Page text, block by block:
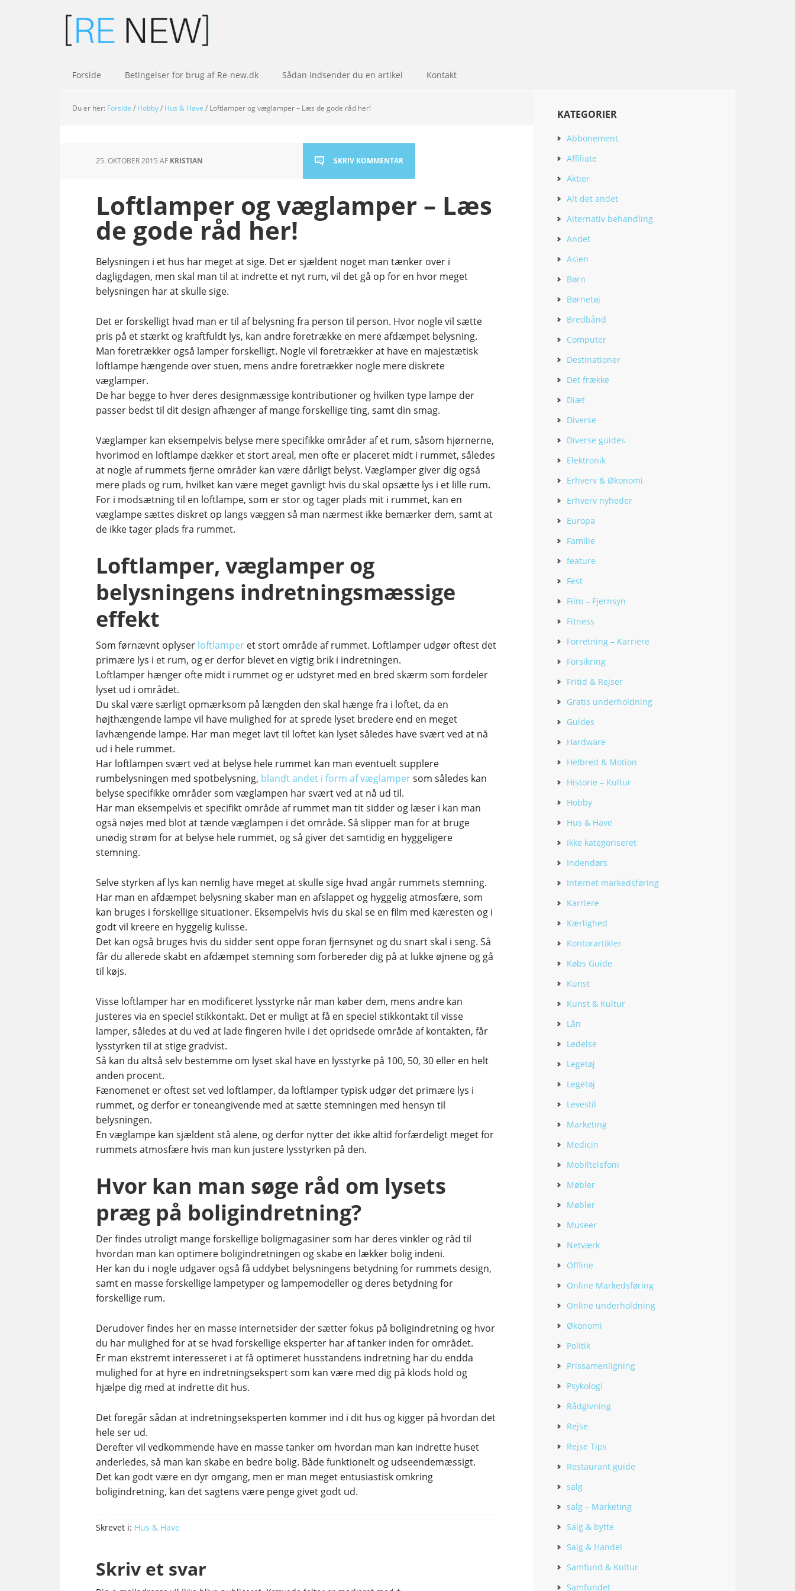
Forside Betingelser for brug af Re-new.dk Sådan indsender du en artikel Kontakt
Du er her: Forside / Hobby/ Hus & Have / Loftlamper og væglamper – Læs de gode råd her!
25. OKTOBER 2015 AF KRISTIAN SKRIV KOMMENTAR
Loftlamper og væglamper – Læs
de gode råd her!
Belysningen i et hus har meget at sige. Det er sjældent noget man tænker over i
dagligdagen, men skal man til at indrette et nyt rum, vil det gå op for en hvor meget
belysningen har at skulle sige.
Det er forskelligt hvad man er til af belysning fra person til person. Hvor nogle vil sætte
pris på et stærkt og kraftfuldt lys, kan andre foretrække en mere afdæmpet belysning.
Man foretrækker også lamper forskelligt. Nogle vil foretrækker at have en majestætisk
loftlampe hængende over stuen, mens andre foretrækker nogle mere diskrete
væglamper.
De har begge to hver deres designmæssige kontributioner og hvilken type lampe der
passer bedst til dit design afhænger af mange forskellige ting, samt din smag.
Væglamper kan eksempelvis belyse mere specifikke områder af et rum, såsom hjørnerne,
hvorimod en loftlampe dækker et stort areal, men ofte er placeret midt i rummet, således
at nogle af rummets fjerne områder kan være dårligt belyst. Væglamper giver dig også
mere plads og rum, hvilket kan være meget gavnligt hvis du skal opsætte lys i et lille rum.
For i modsætning til en loftlampe, som er stor og tager plads mit i rummet, kan en
væglampe sættes diskret op langs væggen så man nærmest ikke bemærker dem, samt at
de ikke tager plads fra rummet.
Loftlamper, væglamper og
belysningens indretningsmæssige
effekt
Som førnævnt oplyser loftlamper et stort område af rummet. Loftlamper udgør oftest det
primære lys i et rum, og er derfor blevet en vigtig brik i indretningen.
Loftlamper hænger ofte midt i rummet og er udstyret med en bred skærm som fordeler
lyset ud i området.
Du skal være særligt opmærksom på længden den skal hænge fra i loftet, da en
højthængende lampe vil have mulighed for at sprede lyset bredere end en meget
lavhængende lampe. Har man meget lavt til loftet kan lyset således have svært ved at nå
ud i hele rummet.
Har loftlampen svært ved at belyse hele rummet kan man eventuelt supplere
rumbelysningen med spotbelysning, blandt andet i form af væglampersom således kan
belyse specifikke områder som væglampen har svært ved at nå ud til.
Har man eksempelvis et specifikt område af rummet man tit sidder og læser i kan man
også nøjes med blot at tænde væglampen i det område. Så slipper man for at bruge
unødig strøm for at belyse hele rummet, og så giver det samtidig en hyggeligere
stemning.
Selve styrken af lys kan nemlig have meget at skulle sige hvad angår rummets stemning.
Har man en afdæmpet belysning skaber man en afslappet og hyggelig atmosfære, som
kan bruges i forskellige situationer. Eksempelvis hvis du skal se en film med kæresten og i
godt vil kreere en hyggelig kulisse.
Det kan også bruges hvis du sidder sent oppe foran fjernsynet og du snart skal i seng. Så
får du allerede skabt en afdæmpet stemning som forbereder dig på at lukke øjnene og gå
til køjs.
Visse loftlamper har en modificeret lysstyrke når man køber dem, mens andre kan
justeres via en speciel stikkontakt. Det er muligt at få en speciel stikkontakt til visse
lamper, således at du ved at lade fingeren hvile i det opridsede område af kontakten, får
lysstyrken til at stige gradvist.
Så kan du altså selv bestemme om lyset skal have en lysstyrke på 100, 50, 30 eller en helt
anden procent.
Fænomenet er oftest set ved loftlamper, da loftlamper typisk udgør det primære lys i
rummet, og derfor er toneangivende med at sætte stemningen med hensyn til
belysningen.
En væglampe kan sjældent stå alene, og derfor nytter det ikke altid forfærdeligt meget for
rummets atmosfære hvis man kun justere lysstyrken på den.
Hvor kan man søge råd om lysets
præg på boligindretning?
Der findes utroligt mange forskellige boligmagasiner som har deres vinkler og råd til
hvordan man kan optimere boligindretningen og skabe en lækker bolig indeni.
Her kan du i nogle udgaver også få uddybet belysningens betydning for rummets design,
samt en masse forskellige lampetyper og lampemodeller og deres betydning for
forskellige rum.
Derudover findes her en masse internetsider der sætter fokus på boligindretning og hvor
du har mulighed for at se hvad forskellige eksperter har af tanker inden for området.
Er man ekstremt interesseret i at få optimeret husstandens indretning har du endda
mulighed for at hyre en indretningsekspert som kan være med dig på klods hold og
hjælpe dig med at indrette dit hus.
Det foregår sådan at indretningseksperten kommer ind i dit hus og kigger på hvordan det
hele ser ud.
Derefter vil vedkommende have en masse tanker om hvordan man kan indrette huset
anderledes, så man kan skabe en bedre bolig. Både funktionelt og udseendemæssigt.
Det kan godt være en dyr omgang, men er man meget entusiastisk omkring
boligindretning, kan det sagtens være penge givet godt ud.
Skrevet i: Hus & Have
Skriv et svar
KATEGORIER
Abbonement
Affiliate
Aktier
Alt det andet
Alternativ behandling
Andet
Asien
Børn
Børnetøj
Bredbånd
Computer
Destinationer
Det frække
Diæt
Diverse
Diverse guides
Elektronik
Erhverv & Økonomi
Erhverv nyheder
Europa
Familie
feature
Fest
Film – Fjernsyn
Fitness
Forretning – Karriere
Forsikring
Fritid & Rejser
Gratis underholdning
Guides
Hardware
Helbred & Motion
Historie – Kultur
Hobby
Hus & Have
Ikke kategoriseret
Indendørs
Internet markedsføring
Karriere
Kærlighed
Kontorartikler
Købs Guide
Kunst
Kunst & Kultur
Lån
Ledelse
Legetøj
Legetøj
Levestil
Marketing
Medicin
Mobiltelefoni
Møbler
Møbler
Museer
Netværk
Offline
Online Markedsføring
Online underholdning
Økonomi
Politik
Prissamenligning
Psykologi
Rådgivning
Rejse
Rejse Tips
Restaurant guide
salg
salg – Marketing
Salg & bytte
Salg & Handel
Samfund & Kultur
Samfundet